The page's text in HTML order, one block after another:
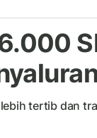
tertib dan